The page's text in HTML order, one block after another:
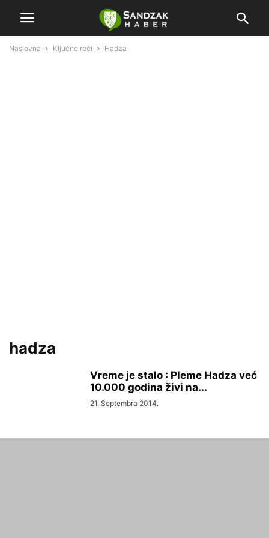
Naslovna Ključne reči Hadza
hadza
Vreme je stalo : Pleme Hadza već
10.000 godina živi na...
21. Septembra 2014.